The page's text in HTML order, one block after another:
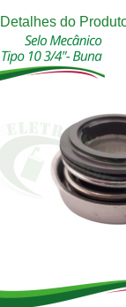
Detalhes do